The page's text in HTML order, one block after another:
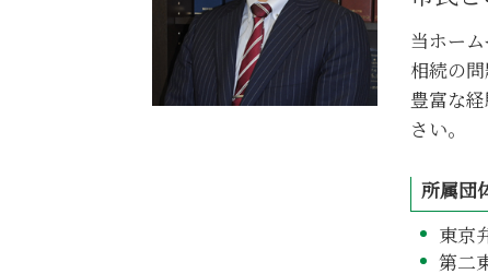
相続放棄 手続き
相続 売却 税金
不当利得返還 相続
不当利得返還請求 差し押さえ
当ホー
相続の
豊富な
さい。
所属団
東京
第二